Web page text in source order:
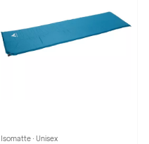
Isomatte · Unisex